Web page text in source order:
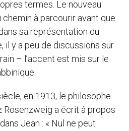
termes. Le nouveau
à parcourir avant que
sa représentation du
il y a peu de discussions sur
– l’accent est mis sur le
en 1913, le philosophe
Rosenzweig a écrit à propos
Jean : « Nul ne peut